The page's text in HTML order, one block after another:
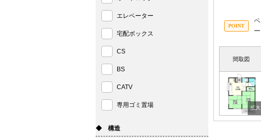
間取図
エレベーター
宅配ボックス
CS
BS
CATV
専用ゴミ置場
◆ 構造